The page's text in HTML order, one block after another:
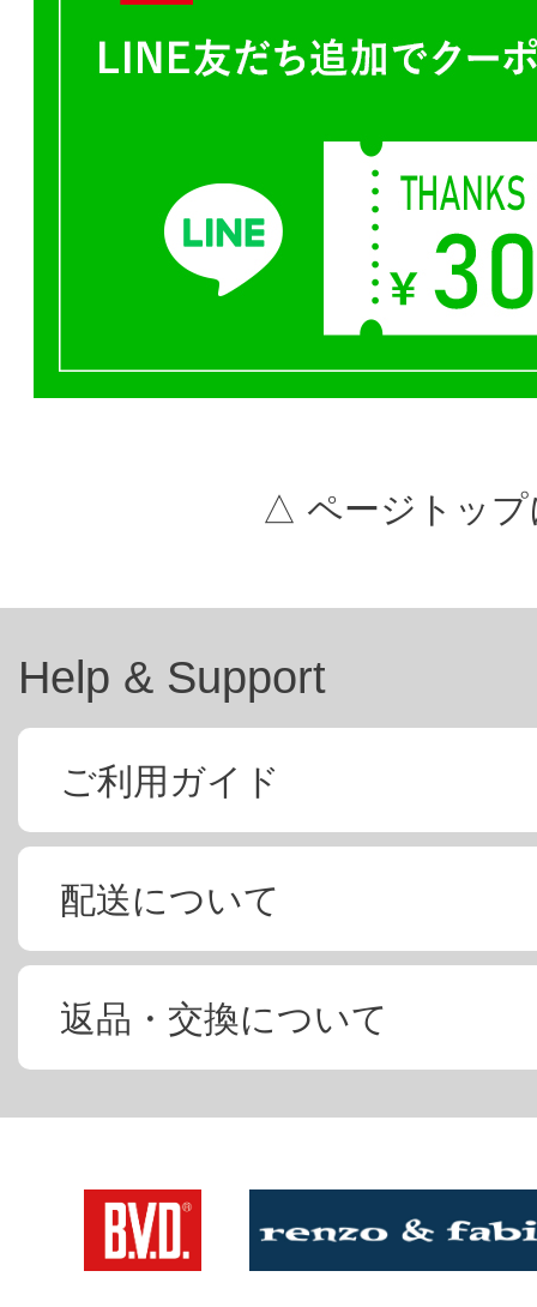
△ ページトップ
Help & Support
ご利用ガイド
配送について
返品・交換について